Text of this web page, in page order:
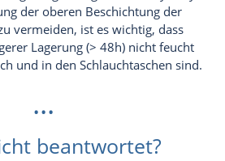
der oberen Beschichtung der
vermeiden, ist es wichtig, dass
Lagerung (> 48h) nicht feucht
und in den Schlauchtaschen sind.
...
beantwortet?